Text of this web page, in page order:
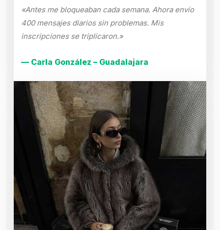
«Antes me bloqueaban cada semana. Ahora envío
400 mensajes diarios sin problemas. Mis
inscripciones se triplicaron.»
— Carla González – Guadalajara